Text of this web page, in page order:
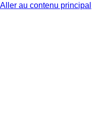
Aller au contenu principal